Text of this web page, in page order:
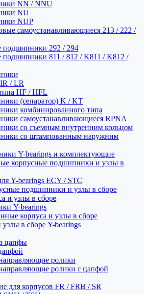
NN / NNU
NU
NUP
самоустанавливающиеся 213 / 222 /
подшипники 292 / 294
811 / 812 / K811 / K812 /
/ LR
HF / HFL
(сепаратор) K / KT
комбинированного типа
самоустанавливающиеся RPNA
со съемным внутренним кольцом
со штампованным наружним
Y-bearings и комплектующие
корпусные подшипники и узлы в
Y-bearings ECY / STC
подшипники и узлы в сборе
и узлы в сборе
Y-bearings
корпуса и узлы в сборе
в сборе Y-bearings
цапфы
ролики
ролики с цапфой
для корпусов FR / FRB / SR